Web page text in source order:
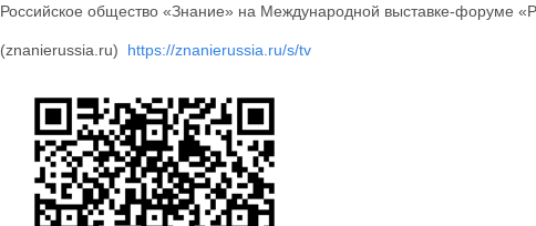
Российское общество «Знание» на Международной выставке-форуме
(znanierussia.ru) https://znanierussia.ru/s/tv